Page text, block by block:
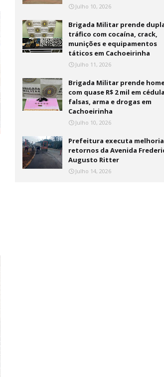
Julho 10, 2026
Brigada Militar prende
tráfico com cocaína, crack,
munições e equipamentos
táticos em Cachoeirinha
Julho 11, 2026
Brigada Militar prende
com quase R$ 2 mil em
falsas, arma e drogas em
Cachoeirinha
Julho 10, 2026
Prefeitura executa
retornos da Avenida
Augusto Ritter
Julho 14, 2026